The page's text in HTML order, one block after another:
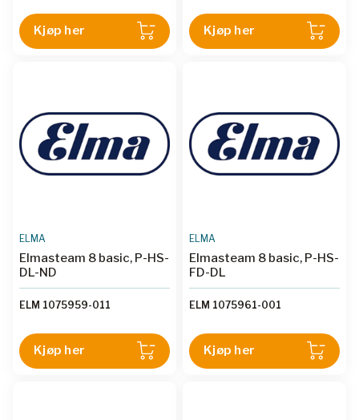
Kjøp her Kjøp her
ELMA
Elmasteam 8 basic, P-HS-
DL-ND
ELM 1075959-011
Kjøp her
ELMA
Elmasteam 8 basic, P-HS-
FD-DL
ELM 1075961-001
Kjøp her